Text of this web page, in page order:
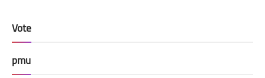
Vote
pmu